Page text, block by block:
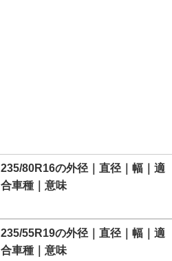
235/80R16の外径｜直径｜幅｜適
合車種｜意味
235/55R19の外径｜直径｜幅｜適
合車種｜意味